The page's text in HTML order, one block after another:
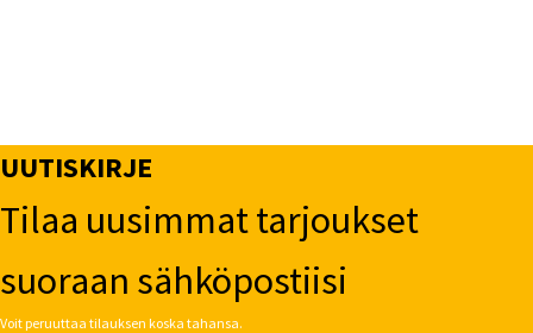
UUTISKIRJE
Tilaa uusimmat tarjoukset
suoraan sähköpostiisi
Voit peruuttaa tilauksen koska tahansa.